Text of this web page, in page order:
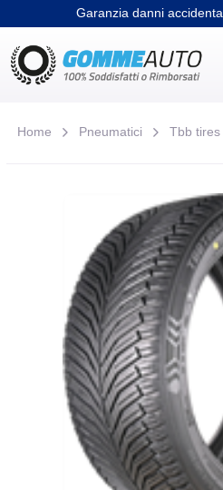
Garanzia danni
Home Pneumatici Tbb tires